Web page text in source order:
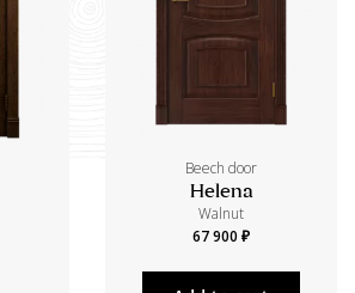
Beech door
Helena
Walnut
67 900 ₽